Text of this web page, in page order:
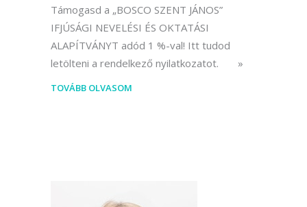
Támogasd a „BOSCO SZENT JÁNOS”
IFJÚSÁGI NEVELÉSI ÉS OKTATÁSI
ALAPÍTVÁNYT adód 1 %-val! Itt tudod
letölteni a rendelkező nyilatkozatot.
TOVÁBB OLVASOM